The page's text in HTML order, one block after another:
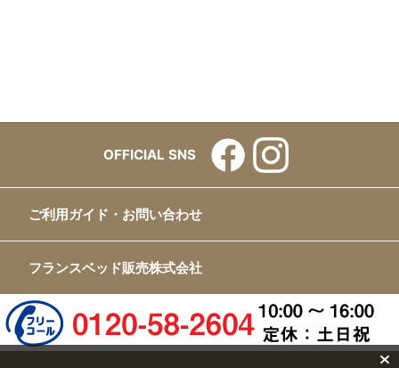
OFFICIAL SNS
ご利用ガイド・お問い合わせ
フランスベッド販売株式会社